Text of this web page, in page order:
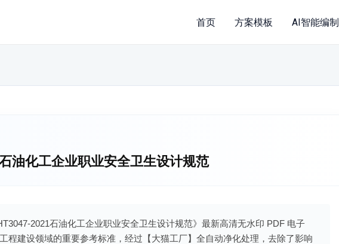
首页 方案模板 AI智能编制
油化工企业职业安全卫生设计规范
2021石油化工企业职业安全卫生设计规范》最新高清无水印 PDF 电子
程建设领域的重要参考标准，经过【大猫工厂】全自动净化处理，去除了影响